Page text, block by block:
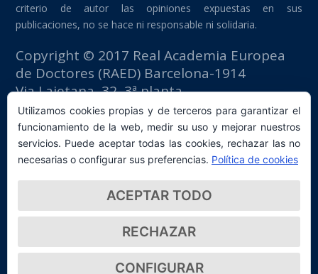
criterio de autor las opiniones expuestas en sus
publicaciones, no se hace ni responsable ni solidaria.
Copyright © 2017 Real Academia Europea
de Doctores (RAED) Barcelona-1914
Via Laietana, 32, 3ª planta
Edificio Fomento del Trabajo
08003 Barcelona (España)
tlf: +34 93 667 40 54
secretaria@raed.academy
Contacto y suscripción Newsletter
Política de privacidad
Utilizamos cookies propias y de terceros para garantizar el
funcionamiento de la web, medir su uso y mejorar nuestros
servicios. Puede aceptar todas las cookies, rechazar las no
necesarias o configurar sus preferencias. Política de cookies
ACEPTAR TODO
RECHAZAR
CONFIGURAR